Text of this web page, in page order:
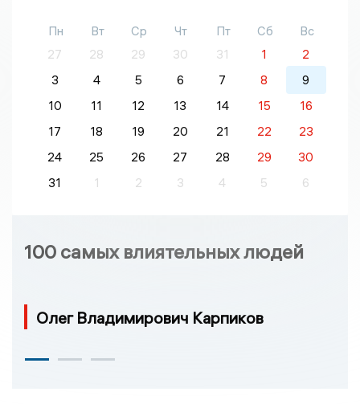
Пн Вт Ср Чт Пт Сб
Вс
27
28 29 30 31 1
2
3
4 5 6 7 8
9
10
11 12 13 14 15
16
17
18 19 20 21 22
23
24
25 26 27 28 29
30
31
1 2 3 4 5 6
100 самых влиятельных людей
Олег Владимирович Карпиков